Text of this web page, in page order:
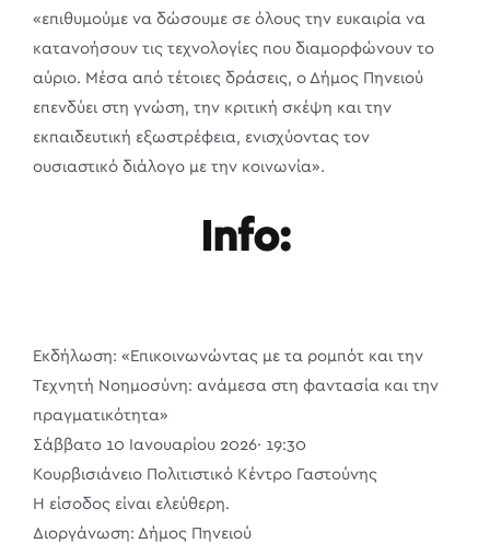
«επιθυμούμε να δώσουμε σε όλους την ευκαιρία να
κατανοήσουν τις τεχνολογίες που διαμορφώνουν το
αύριο. Μέσα από τέτοιες δράσεις, ο Δήμος Πηνειού
επενδύει στη γνώση, την κριτική σκέψη και την
εκπαιδευτική εξωστρέφεια, ενισχύοντας τον
ουσιαστικό διάλογο με την κοινωνία».
Info:
Εκδήλωση: «Επικοινωνώντας με τα ρομπότ και την
Τεχνητή Νοημοσύνη: ανάμεσα στη φαντασία και την
πραγματικότητα»
Σάββατο 10 Ιανουαρίου 2026· 19:30
Κουρβισιάνειο Πολιτιστικό Κέντρο Γαστούνης
Η είσοδος είναι ελεύθερη.
Διοργάνωση: Δήμος Πηνειού